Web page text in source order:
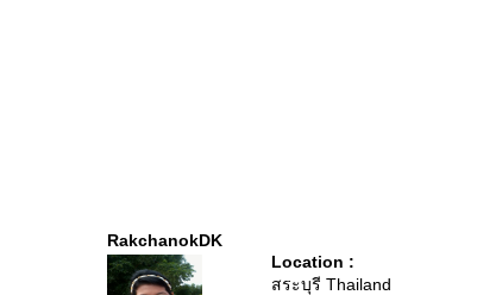
RakchanokDK
Location :
สระบุรี Thailand